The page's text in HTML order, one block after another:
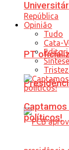
PT
Opinião
Tudo
Cata-
Síntese
políticos!